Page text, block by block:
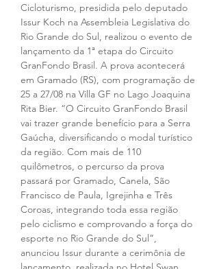
Cicloturismo, presidida pelo deputado
Issur Koch na Assembleia Legislativa do
Rio Grande do Sul, realizou o evento de
lançamento da 1ª etapa do Circuito
GranFondo Brasil. A prova acontecerá
em Gramado (RS), com programação de
25 a 27/08 na Villa GF no Lago Joaquina
Rita Bier. “O Circuito GranFondo Brasil
vai trazer grande benefício para a Serra
Gaúcha, diversificando o modal turístico
da região. Com mais de 110
quilômetros, o percurso da prova
passará por Gramado, Canela, São
Francisco de Paula, Igrejinha e Três
Coroas, integrando toda essa região
pelo ciclismo e comprovando a força do
esporte no Rio Grande do Sul”,
anunciou Issur durante a cerimônia de